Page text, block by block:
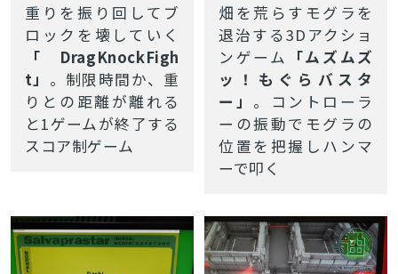
重りを振り回してブ
ロックを壊していく
「DragKnockFigh
t」 。制限時間か、 重
りとの距離が離れる
と1ゲームが終了する
スコア制ゲーム
畑を荒らすモグラを
退治する3Dアクショ
ンゲーム
「ムズムズ
ッ！もぐらバスタ
ー」 。
コントローラ
ーの振動でモグラの
位置を把握しハンマ
ーで叩く